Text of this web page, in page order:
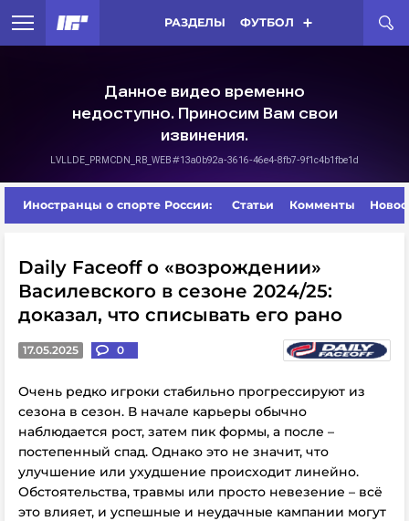
РАЗДЕЛЫ ФУТБОЛ
Иностранцы о спорте России: Статьи Комменты
Daily Faceoff о «возрождении»
Василевского в сезоне 2024/25:
доказал, что списывать его рано
17.05.2025 0
Очень редко игроки стабильно прогрессируют из
сезона в сезон. В начале карьеры обычно
наблюдается рост, затем пик формы, а после –
постепенный спад. Однако это не значит, что
улучшение или ухудшение происходит линейно.
Обстоятельства, травмы или просто невезение – всё
это влияет, и успешные и неудачные кампании могут